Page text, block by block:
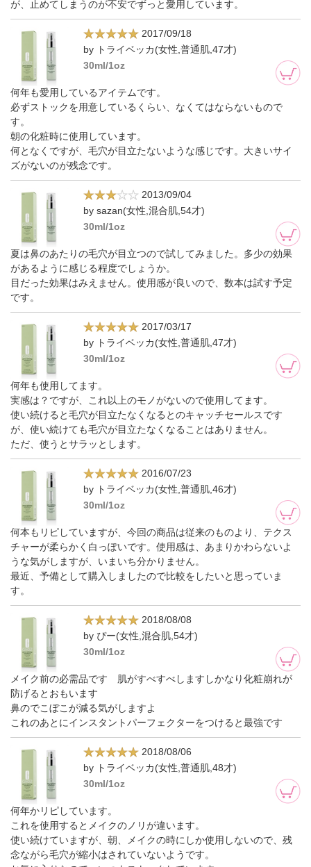
が、止めてしまうのが不安でずっと愛用しています。
2017/09/18
by トライベッカ(女性,普通肌,47才)
30ml/1oz
何年も愛用しているアイテムです。
必ずストックを用意しているくらい、なくてはならないもので
す。
朝の化粧時に使用しています。
何となくですが、毛穴が目立たないような感じです。大きいサイ
ズがないのが残念です。
2013/09/04
by sazan(女性,混合肌,54才)
30ml/1oz
夏は鼻のあたりの毛穴が目立つので試してみました。多少の効果
があるように感じる程度でしょうか。
目だった効果はみえません。使用感が良いので、数本は試す予定
です。
2017/03/17
by トライベッカ(女性,普通肌,47才)
30ml/1oz
何年も使用してます。
実感は？ですが、これ以上のモノがないので使用してます。
使い続けると毛穴が目立たなくなるとのキャッチセールスです
が、使い続けても毛穴が目立たなくなることはありません。
ただ、使うとサラッとします。
2016/07/23
by トライベッカ(女性,普通肌,46才)
30ml/1oz
何本もリピしていますが、今回の商品は従来のものより、テクス
チャーが柔らかく白っぽいです。使用感は、あまりかわらないよ
うな気がしますが、いまいち分かりません。
最近、予備として購入しましたので比較をしたいと思っていま
す。
2018/08/08
by ぴー(女性,混合肌,54才)
30ml/1oz
メイク前の必需品です 肌がすべすべしますしかなり化粧崩れが
防げるとおもいます
鼻のでこぼこが減る気がしますよ
これのあとにインスタントパーフェクターをつけると最強です
2018/08/06
by トライベッカ(女性,普通肌,48才)
30ml/1oz
何年かリピしています。
これを使用するとメイクのノリが違います。
使い続けていますが、朝、メイクの時にしか使用しないので、残
念ながら毛穴が縮小はされていないようです。